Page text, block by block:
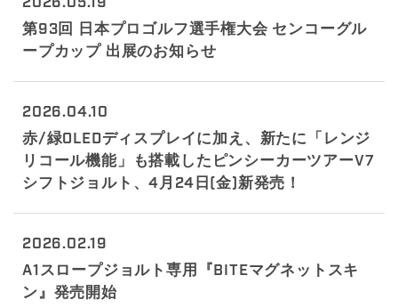
第93回 日本プロゴルフ選手権大会 センコーグル
ープカップ 出展のお知らせ
2026.04.10
赤/緑OLEDディスプレイに加え、新たに「レンジ
リコール機能」も搭載したピンシーカーツアーV7
シフトジョルト、4月24日(金)新発売！
2026.02.19
A1スロープジョルト専用『BITEマグネットスキ
ン』発売開始